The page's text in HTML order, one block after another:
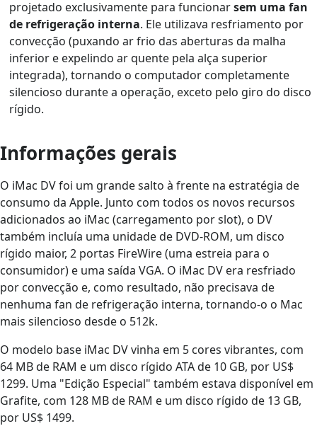
projetado exclusivamente para funcionarsem uma fan
de refrigeração interna. Ele utilizava resfriamento por
convecção (puxando ar frio das aberturas da malha
inferior e expelindo ar quente pela alça superior
integrada), tornando o computador completamente
silencioso durante a operação, exceto pelo giro do disco
rígido.
Informações gerais
O iMac DV foi um grande salto à frente na estratégia de
consumo da Apple. Junto com todos os novos recursos
adicionados ao iMac (carregamento por slot), o DV
também incluía uma unidade de DVD-ROM, um disco
rígido maior, 2 portas FireWire (uma estreia para o
consumidor) e uma saída VGA. O iMac DV era resfriado
por convecção e, como resultado, não precisava de
nenhuma fan de refrigeração interna, tornando-o o Mac
mais silencioso desde o 512k.
O modelo base iMac DV vinha em 5 cores vibrantes, com
64 MB de RAM e um disco rígido ATA de 10 GB, por US$
1299. Uma "Edição Especial" também estava disponível em
Grafite, com 128 MB de RAM e um disco rígido de 13 GB,
por US$ 1499.